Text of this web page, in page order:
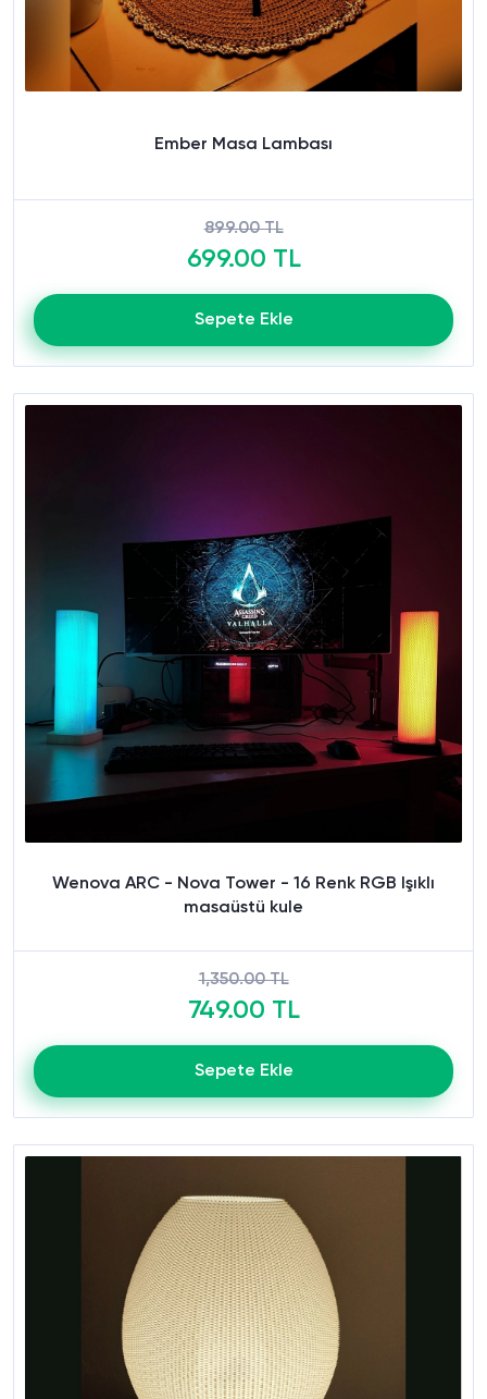
Ember Masa Lambası
899.00 TL
699.00 TL
Sepete Ekle
Wenova ARC - Nova Tower - 16 Renk RGB Işıklı
masaüstü kule
1,350.00 TL
749.00 TL
Sepete Ekle